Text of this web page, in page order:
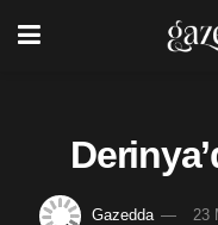
Gazedda 23